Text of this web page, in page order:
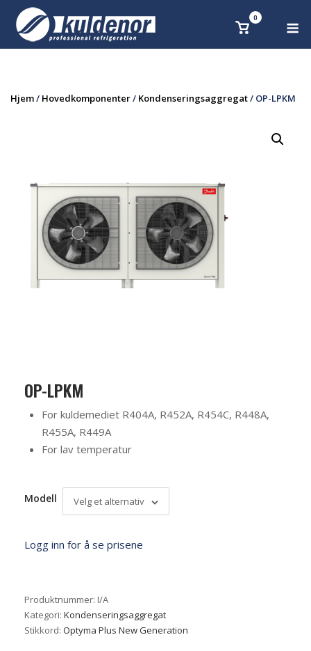
content
Se 0
Hjem/ Hovedkomponenter/ Kondenseringsaggregat/ OP-LPKM
OP-LPKM
For kuldemediet R404A, R452A, R454C, R448A,
R455A, R449A
For lav temperatur
Modell Velg et alternativ
Logg inn for å se prisene
Produktnummer: I/A
Kategori: Kondenseringsaggregat
Stikkord: Optyma Plus New Generation